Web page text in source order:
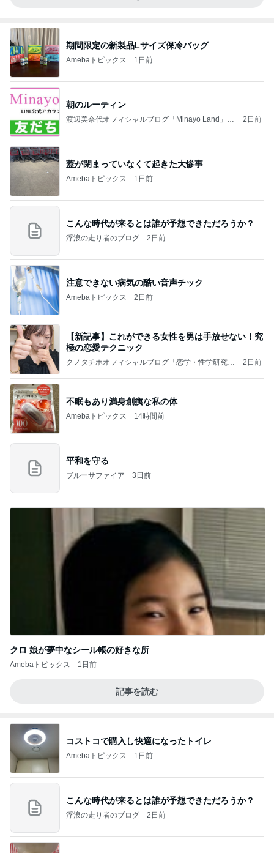
期間限定の新製品Lサイズ保冷バッグ
Amebaトピックス 1日前
朝のルーティン
渡辺美奈代オフィシャルブログ「Minayo Land」P
2日前
蓋が閉まっていなくて起きた大惨事
Amebaトピックス 1日前
こんな時代が来るとは誰が予想できただろうか？
浮浪の走り者のブログ 2日前
注意できない病気の酷い音声チック
Amebaトピックス 2日前
【新記事】これができる女性を男は手放せない！究
極の恋愛テクニック
クノタチホオフィシャルブログ「恋学・性学研究
2日前
不眠もあり満身創痍な私の体
Amebaトピックス 14時間前
平和を守る
ブルーサファイア 3日前
クロ 娘が夢中なシール帳の好きな所
Amebaトピックス 1日前
記事を読む
コストコで購入し快適になったトイレ
Amebaトピックス 1日前
こんな時代が来るとは誰が予想できただろうか？
浮浪の走り者のブログ 2日前